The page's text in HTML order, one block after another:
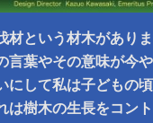
材という材木がありま
言葉やその意味が今
にして私は子どもの
は樹木の生長をコン